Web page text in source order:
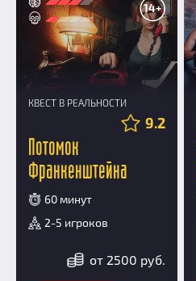
14+
КВЕСТ В РЕАЛЬНОСТИ
9.2
Потомок
Франкенштейна
60 минут
2-5 игроков
от 2500 руб.